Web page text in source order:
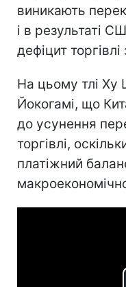
виникають
і в результаті
дефіцит
На цьому тлі Ху
Йокогамі, що
до усунення
торгівлі,
платіжний